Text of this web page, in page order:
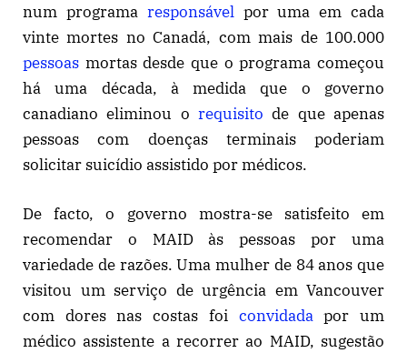
num programa responsávelpor uma em cada
vinte mortes no Canadá, com mais de 100.000
pessoas mortas desde que o programa começou
há uma década, à medida que o governo
canadiano eliminou o requisito de que apenas
pessoas com doenças terminais poderiam
solicitar suicídio assistido por médicos.
De facto, o governo mostra-se satisfeito em
recomendar o MAID às pessoas por uma
variedade de razões. Uma mulher de 84 anos que
visitou um serviço de urgência em Vancouver
com dores nas costas foi convidadapor um
médico assistente a recorrer ao MAID, sugestão